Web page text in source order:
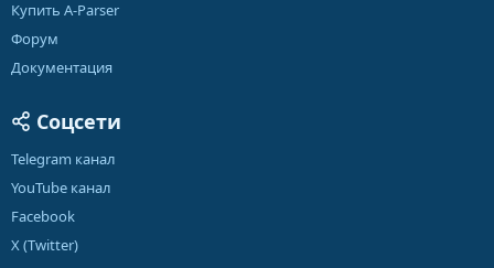
Купить A-Parser
Форум
Документация
Соцсети
Telegram канал
YouTube канал
Facebook
X (Twitter)